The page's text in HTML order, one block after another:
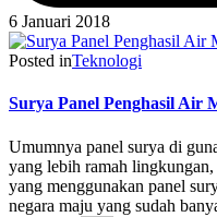
6 Januari 2018
Posted inTeknologi
Surya Panel Penghasil Air
Umumnya panel surya di
yang lebih ramah
yang menggunakan panel
negara maju yang sudah